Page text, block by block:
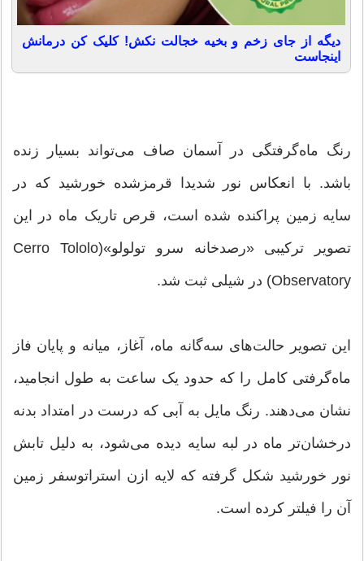
دیگه از جای زخم و بخیه خجالت نکش! کلیک کن درمانش
اینجاست
رنگ ماه‌گرفتگی در آسمان صاف می‌تواند بسیار زنده
باشد. با انعکاس نور شدیدا قرمزشده خورشید که در
سایه زمین پراکنده شده است، قرص تاریک ماه در این
تصویر ترکیبی «رصدخانه سرو تولولو»(Cerro Tololo
Observatory) در شیلی ثبت شد.
این تصویر حالت‌های سه‌گانه ماه، آغاز، میانه و پایان فاز
ماه‌گرفتی کامل را که حدود یک ساعت به طول انجامید،
نشان می‌دهند. رنگ مایل به آبی که درست در امتداد بدنه
درخشان‌تر ماه در لبه سایه دیده می‌شود، به دلیل تابش
نور خورشید شکل گرفته که لایه ازن استراتوسفر زمین
آن را فیلتر کرده است.